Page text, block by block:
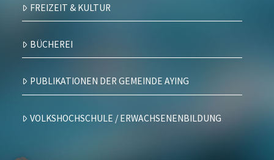
FREIZEIT & KULTUR
BÜCHEREI
PUBLIKATIONEN DER GEMEINDE AYING
VOLKSHOCHSCHULE / ERWACHSENENBILDUNG